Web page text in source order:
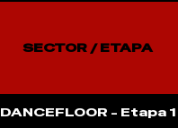
SECTOR / ETAPA
DANCEFLOOR - Etapa 1